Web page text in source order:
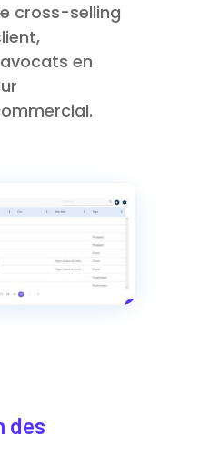
cross-selling
en
des